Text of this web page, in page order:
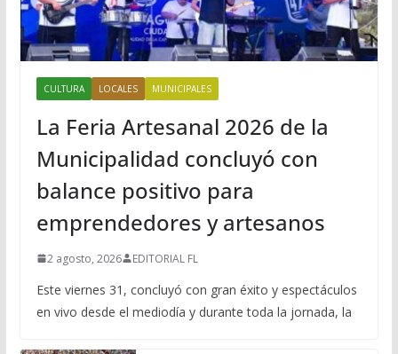
CULTURA LOCALES MUNICIPALES
La Feria Artesanal 2026 de la
Municipalidad concluyó con
balance positivo para
emprendedores y artesanos
2 agosto, 2026 EDITORIAL FL
Este viernes 31, concluyó con gran éxito y espectáculos
en vivo desde el mediodía y durante toda la jornada, la